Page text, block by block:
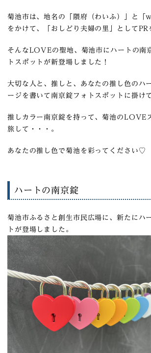
菊池市は、地名の「隈府（わいふ）」と「
をかけて、「おしどり夫婦の里」としてPR
そんなLOVEの聖地、菊池市にハートの南
トスポット が新登場しました！
大切な人と、推しと、あなたの推し色のハ
ージを書いて南京錠フォトスポットに掛け
推しカラー南京錠を持って、菊池のLOVE
旅して・・・。
あなたの推し色で菊池を彩ってください♡
ハートの南京錠
菊池市ふるさと創生市民広場に、新たにハ
トが登場しました。